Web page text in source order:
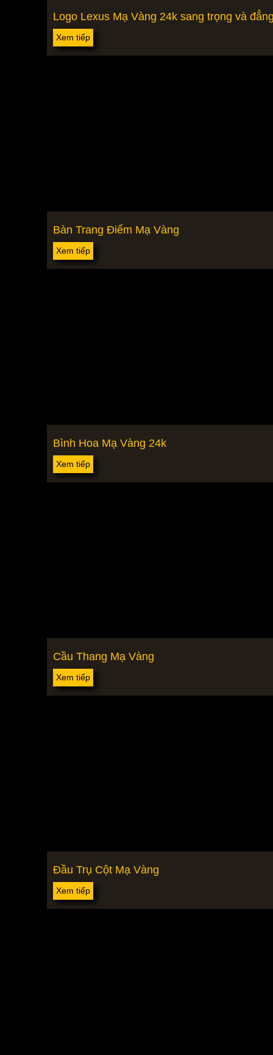
Logo Lexus Mạ Vàng 24k sang trọng và
Xem tiếp
Bàn Trang Điểm Mạ Vàng
Xem tiếp
Bình Hoa Mạ Vàng 24k
Xem tiếp
Cầu Thang Mạ Vàng
Xem tiếp
Đầu Trụ Cột Mạ Vàng
Xem tiếp